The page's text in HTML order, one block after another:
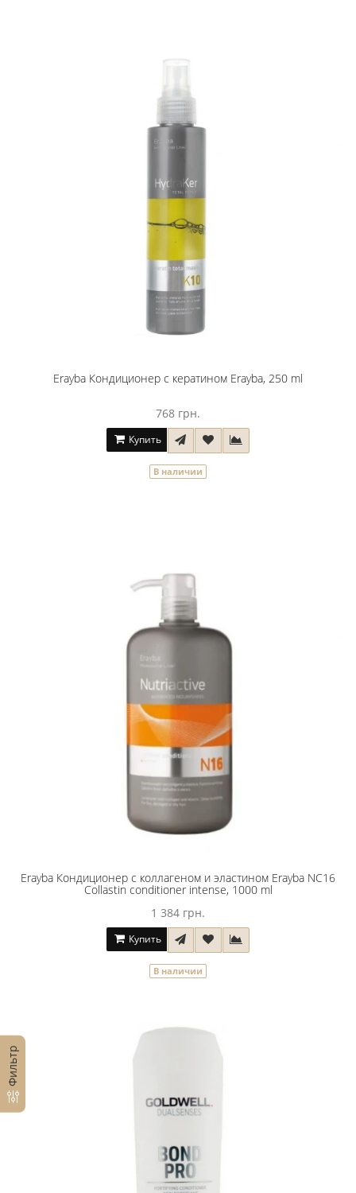
Фильтр
Erayba Кондиционер с кератином Erayba, 250 ml
768 грн.
Купить
В наличии
Erayba Кондиционер с коллагеном и эластином Erayba NC16
Collastin conditioner intense, 1000 ml
1 384 грн.
Купить
В наличии